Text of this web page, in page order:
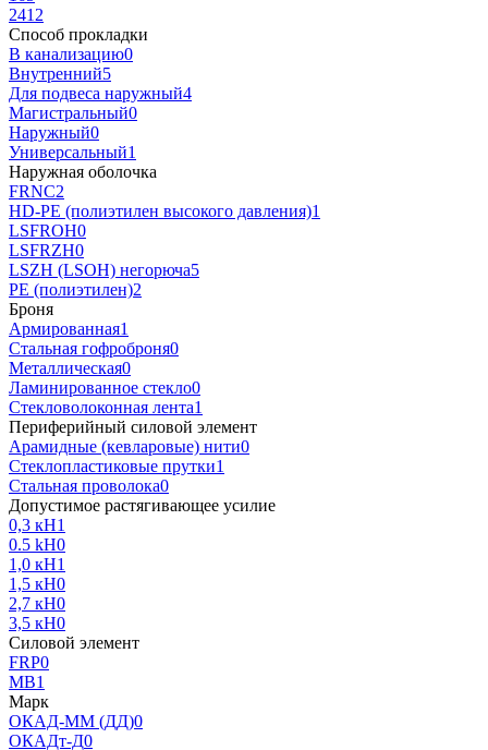
2412
Способ прокладки
В канализацию0
Внутренний5
Для подвеса наружный4
Магистральный0
Наружный0
Универсальный1
Наружная оболочка
FRNC2
HD-PE (полиэтилен высокого давления)1
LSFROH0
LSFRZH0
LSZH (LSOH) негорюча5
PE (полиэтилен)2
Броня
Армированная1
Стальная гофроброня0
Металлическая0
Ламинированное стекло0
Стекловолоконная лента1
Периферийный силовой элемент
Арамидные (кевларовые) нити0
Стеклопластиковые прутки1
Стальная проволока0
Допустимое растягивающее усилие
0,3 кН1
0.5 kH0
1,0 кН1
1,5 кН0
2,7 кН0
3,5 кН0
Силовой элемент
FRP0
MB1
Марк
ОКАД-ММ (ДД)0
ОКАДт-Д0